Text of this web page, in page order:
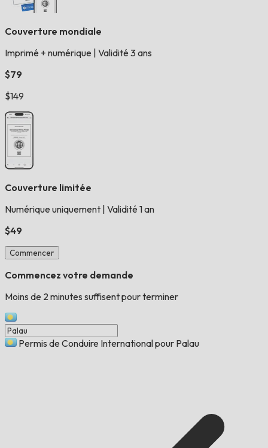
Couverture mondiale
Imprimé + numérique Validité 3 ans
$79
$149
Couverture limitée
Numérique uniquement Validité 1 an
$49
Commencer
Commencez votre demande
Moins de 2 minutes suffisent pour terminer
Permis de Conduire International pour Palau